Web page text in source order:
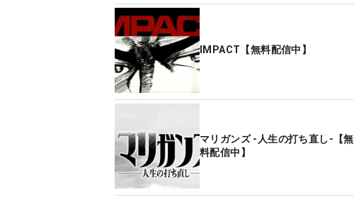
IMPACT【無料配信中】
マリガンズ -人生の打ち直し-【無
料配信中】